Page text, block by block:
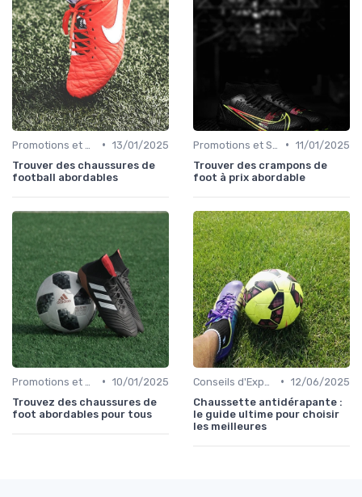
• 13/01/2025
Trouver des chaussures de
football abordables
• 11/01/2025
Trouver des crampons de
foot à prix abordable
• 10/01/2025
Trouvez des chaussures de
foot abordables pour tous
• 12/06/2025
Chaussette antidérapante :
le guide ultime pour choisir
les meilleures